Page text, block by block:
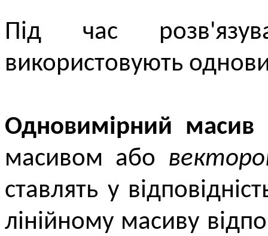
Під час
використовують
Одновимірний масив
масивом або
ставлять у
лінійному масиву